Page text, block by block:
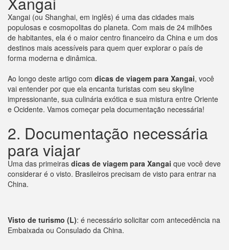
Xangai (ou Shanghai, em inglês) é uma das cidades mais
populosas e cosmopolitas do planeta. Com mais de 24 milhões
de habitantes, ela é o maior centro financeiro da China e um dos
destinos mais acessíveis para quem quer explorar o país de
forma moderna e dinâmica.
Ao longo deste artigo com dicas de viagem para Xangai, você
vai entender por que ela encanta turistas com seu skyline
impressionante, sua culinária exótica e sua mistura entre Oriente
e Ocidente. Vamos começar pela documentação necessária!
2. Documentação necessária
para viajar
Uma das primeiras dicas de viagem para Xangai que você deve
considerar é o visto. Brasileiros precisam de visto para entrar na
China.
Visto de turismo (L): é necessário solicitar com antecedência na
Embaixada ou Consulado da China.